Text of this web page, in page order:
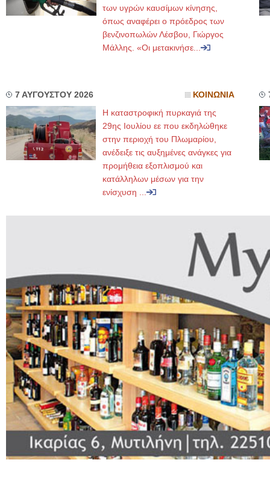
των υγρών καυσίμων κίνησης,
όπως αναφέρει ο πρόεδρος των
βενζινοπωλών Λέσβου, Γιώργος
Μάλλης. «Οι μετακινήσε...
7 ΑΥΓΟΥΣΤΟΥ 2026 ΚΟΙΝΩΝΙΑ
Η καταστροφική πυρκαγιά της
29ης Ιουλίου εε που εκδηλώθηκε
στην περιοχή του Πλωμαρίου,
ανέδειξε τις αυξημένες ανάγκες για
προμήθεια εξοπλισμού και
κατάλληλων μέσων για την
ενίσχυση ...